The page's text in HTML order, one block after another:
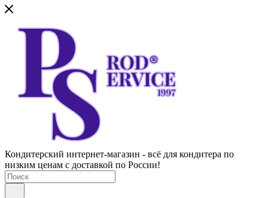
Кондитерский интернет-магазин - всё для кондитера по
низким ценам с доставкой по России!